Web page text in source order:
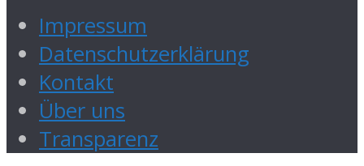
Impressum
Datenschutzerklärung
Kontakt
Über uns
Transparenz